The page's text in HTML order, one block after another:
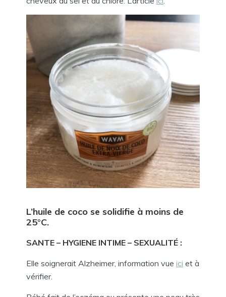
L’huile de coco se solidifie à moins de
25°C.
SANTE – HYGIENE INTIME – SEXUALITÉ :
Elle soignerait Alzheimer, information vue ici et à
vérifier.